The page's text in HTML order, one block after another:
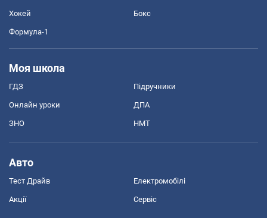
Хокей Бокс
Формула-1
Моя школа
ГДЗ Підручники
Онлайн уроки ДПА
ЗНО НМТ
Авто
Тест Драйв Електромобілі
Акції Сервіс